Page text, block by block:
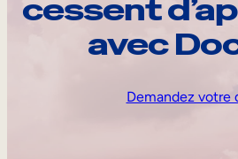
cessent
avec
Demandez votre